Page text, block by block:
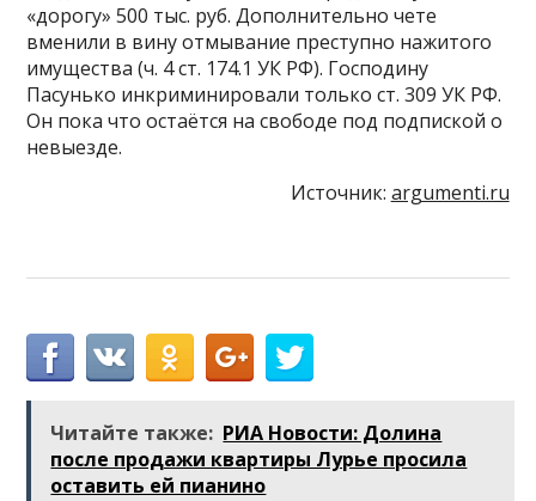
«дорогу» 500 тыс. руб. Дополнительно чете
вменили в вину отмывание преступно нажитого
имущества (ч. 4 ст. 174.1 УК РФ). Господину
Пасунько инкриминировали только ст. 309 УК РФ.
Он пока что остаётся на свободе под подпиской о
невыезде.
Источник: argumenti.ru
Читайте также: РИА Новости: Долина
после продажи квартиры Лурье просила
оставить ей пианино